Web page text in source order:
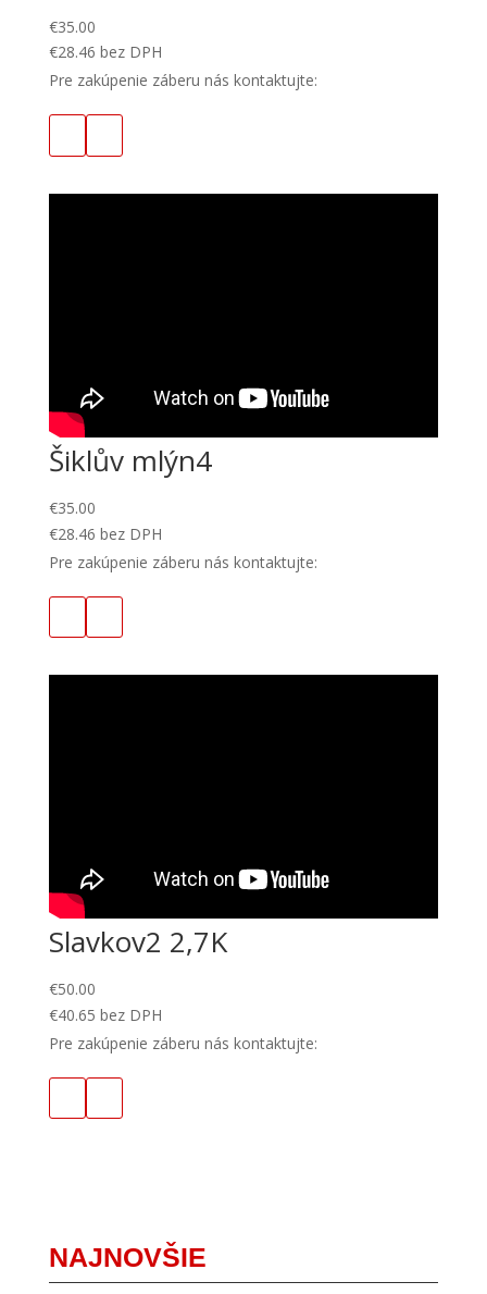
€35.00
€28.46 bez DPH
Pre zakúpenie záberu nás kontaktujte:
Šiklův mlýn4
€35.00
€28.46 bez DPH
Pre zakúpenie záberu nás kontaktujte:
Slavkov2 2,7K
€50.00
€40.65 bez DPH
Pre zakúpenie záberu nás kontaktujte:
NAJNOVŠIE